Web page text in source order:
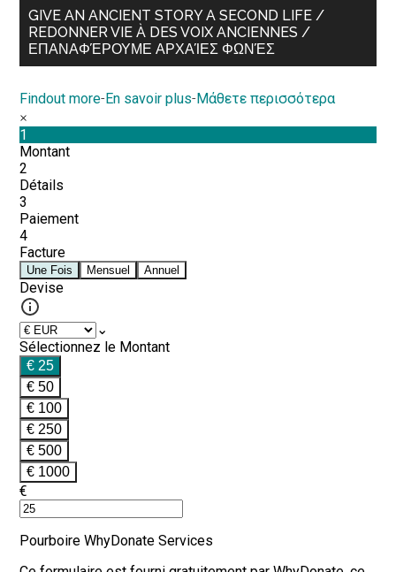
GIVE AN ANCIENT STORY A SECOND LIFE /
REDONNER VIE À DES VOIX ANCIENNES /
ΕΠΑΝΑΦΈΡΟΥΜΕ ΑΡΧΑΊΕΣ ΦΩΝΈΣ
Findout more-En savoir plus-Μάθετε περισσότερα